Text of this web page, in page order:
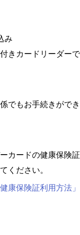
み
きカードリーダーで
でもお手続きができ
カードの健康保険証
ください。
康保険証利用方法」